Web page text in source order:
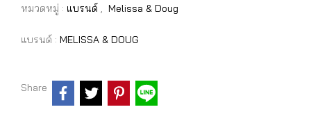
หมวดหมู่ : แบรนด์ , Melissa & Doug
แบรนด์ : MELISSA & DOUG
Share